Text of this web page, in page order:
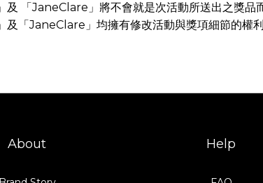
及 「JaneClare」將不會就是次活動所送出之獎品
及「JaneClare」均擁有修改活動與獎項細節的
About Help